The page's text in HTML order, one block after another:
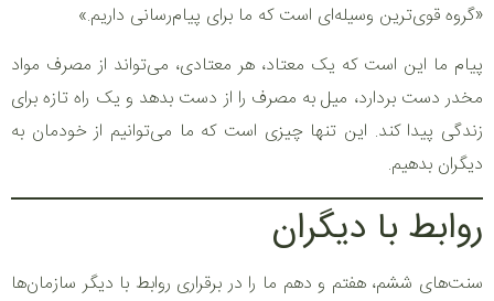
«گروه قوی‌ترین وسیله‌ای است که ما برای پیام‌رسانی داریم.»
پیام ما این است که یک معتاد، هر معتادی، می‌تواند از مصرف مواد
مخدر دست بردارد، میل به مصرف را از دست بدهد و یک راه تازه برای
زندگی پیدا کند. این تنها چیزی است که ما می‌توانیم از خودمان به
دیگران بدهیم.
روابط با دیگران
سنت‌های ششم، هفتم و دهم ما را در برقراری روابط با دیگر سازمان‌ها